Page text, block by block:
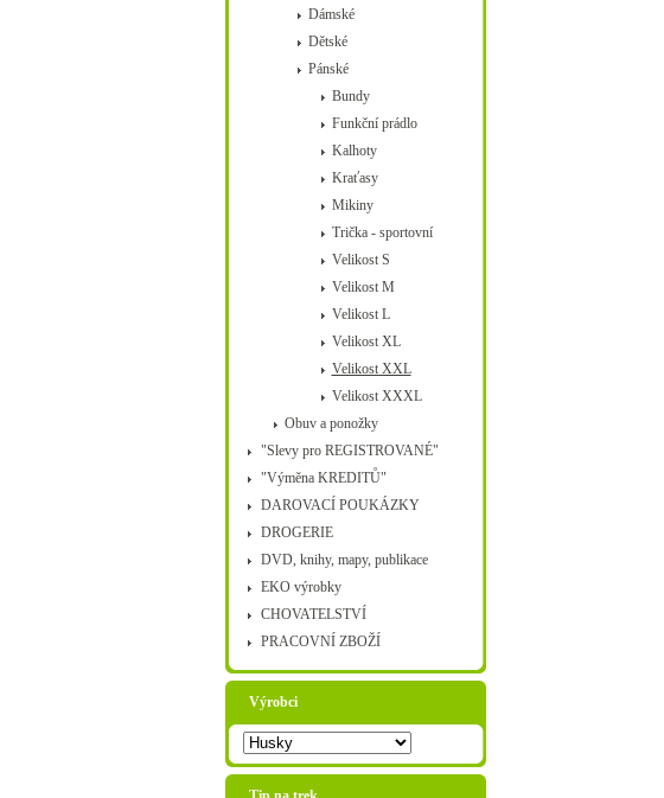
Dámské
Dětské
Pánské
Bundy
Funkční prádlo
Kalhoty
Kraťasy
Mikiny
Trička - sportovní
Velikost S
Velikost M
Velikost L
Velikost XL
Velikost XXL
Velikost XXXL
Obuv a ponožky
"Slevy pro REGISTROVANÉ"
"Výměna KREDITŮ"
DAROVACÍ POUKÁZKY
DROGERIE
DVD, knihy, mapy, publikace
EKO výrobky
CHOVATELSTVÍ
PRACOVNÍ ZBOŽÍ
Výrobci